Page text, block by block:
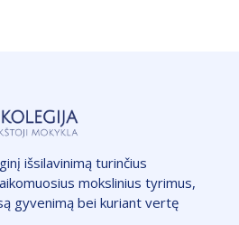
išsilavinimą turinčius
mokslinius tyrimus,
gyvenimą bei kuriant vertę